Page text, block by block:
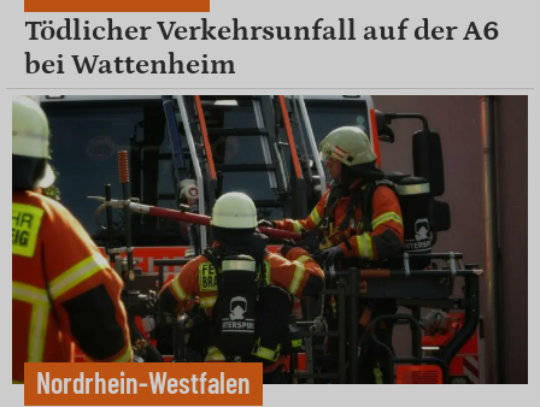
Tödlicher Verkehrsunfall auf der A6
bei Wattenheim
Nordrhein-Westfalen